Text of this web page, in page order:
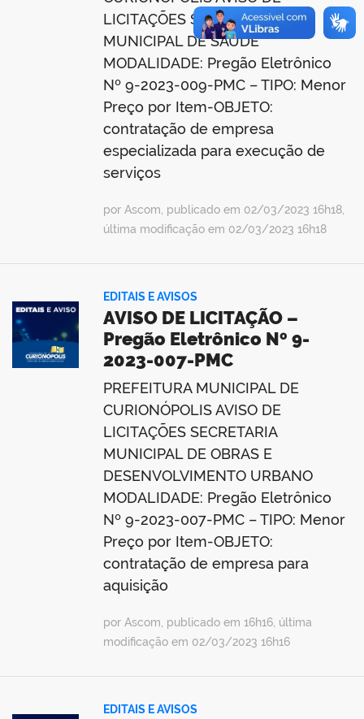
LICITAÇÕES SECRETARIA
MUNICIPAL DE SAÚDE
MODALIDADE: Pregão Eletrônico
Nº 9-2023-009-PMC – TIPO: Menor
Preço por Item-OBJETO:
contratação de empresa
especializada para execução de
serviços
por Ascom, publicado em 02/03/2023 16h18,
última modificação em 02/03/2023 16h18
EDITAIS E AVISOS
AVISO DE LICITAÇÃO –
Pregão Eletrônico Nº 9-
2023-007-PMC
PREFEITURA MUNICIPAL DE
CURIONÓPOLIS AVISO DE
LICITAÇÕES SECRETARIA
MUNICIPAL DE OBRAS E
DESENVOLVIMENTO URBANO
MODALIDADE: Pregão Eletrônico
Nº 9-2023-007-PMC – TIPO: Menor
Preço por Item-OBJETO:
contratação de empresa para
aquisição
por Ascom, publicado em 16h16, última
modificação em 02/03/2023 16h16
EDITAIS E AVISOS